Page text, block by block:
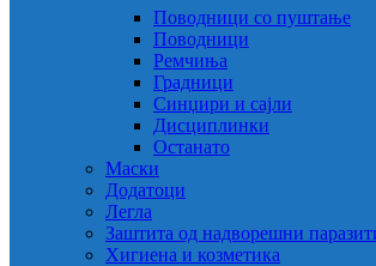
Поводници со пуштање
Поводници
Ремчиња
Градници
Синџири и сајли
Дисциплинки
Останато
Маски
Додатоци
Легла
Заштита од надворешни
Хигиена и козметика